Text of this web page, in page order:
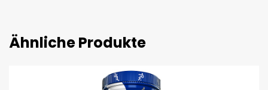
Ähnliche Produkte